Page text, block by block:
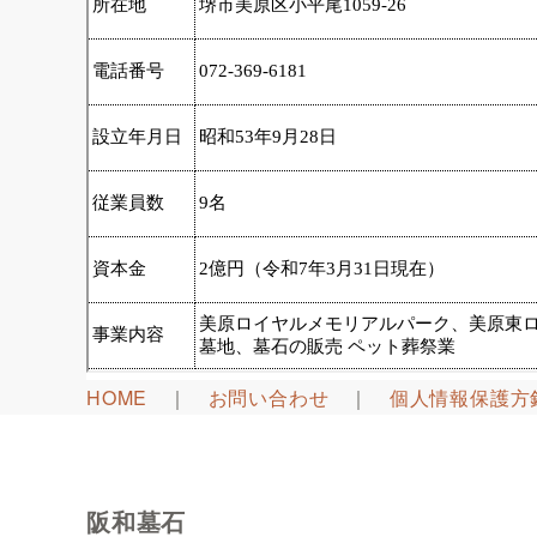
HOME ｜ お問い合わせ ｜ 個人情報保護方
阪和墓石